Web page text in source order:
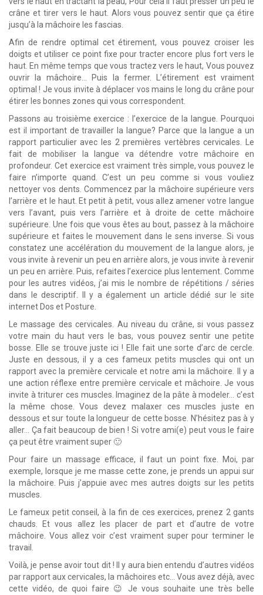
crâne et tirer vers le haut. Alors vous pouvez sentir que ça étire
jusqu’à la mâchoire les fascias.
Afin de rendre optimal cet étirement, vous pouvez croiser les
doigts et utiliser ce point fixe pour tracter encore plus fort vers le
haut. En même temps que vous tractez vers le haut, Vous pouvez
ouvrir la mâchoire… Puis la fermer. L’étirement est vraiment
optimal ! Je vous invite à déplacer vos mains le long du crâne pour
étirer les bonnes zones qui vous correspondent.
Passons au troisième exercice : l’exercice de la langue. Pourquoi
est il important de travailler la langue? Parce que la langue a un
rapport particulier avec les 2 premières vertèbres cervicales. Le
fait de mobiliser la langue va détendre votre mâchoire en
profondeur. Cet exercice est vraiment très simple, vous pouvez le
faire n’importe quand. C’est un peu comme si vous vouliez
nettoyer vos dents. Commencez par la mâchoire supérieure vers
l’arrière et le haut. Et petit à petit, vous allez amener votre langue
vers l’avant, puis vers l’arrière et à droite de cette mâchoire
supérieure. Une fois que vous êtes au bout, passez à la mâchoire
supérieure et faites le mouvement dans le sens inverse. Si vous
constatez une accélération du mouvement de la langue alors, je
vous invite à revenir un peu en arrière alors, je vous invite à revenir
un peu en arrière. Puis, refaites l’exercice plus lentement. Comme
pour les autres vidéos, j’ai mis le nombre de répétitions / séries
dans le descriptif. Il y a également un article dédié sur le site
internet Dos et Posture.
Le massage des cervicales. Au niveau du crâne, si vous passez
votre main du haut vers le bas, vous pouvez sentir une petite
bosse. Elle se trouve juste ici ! Elle fait une sorte d’arc de cercle.
Juste en dessous, il y a ces fameux petits muscles qui ont un
rapport avec la première cervicale et notre ami la mâchoire. Il y a
une action réflexe entre première cervicale et mâchoire. Je vous
invite à triturer ces muscles. Imaginez de la pâte à modeler… c’est
la même chose. Vous devez malaxer ces muscles juste en
dessous et sur toute la longueur de cette bosse. N’hésitez pas à y
aller… Ça fait beaucoup de bien ! Si votre ami(e) peut vous le faire
ça peut être vraiment super 🙂
Pour faire un massage efficace, il faut un point fixe. Moi, par
exemple, lorsque je me masse cette zone, je prends un appui sur
la mâchoire. Puis j’appuie avec mes autres doigts sur les petits
muscles.
Le fameux petit conseil, à la fin de ces exercices, prenez 2 gants
chauds. Et vous allez les placer de part et d’autre de votre
mâchoire. Vous allez voir c’est vraiment super pour terminer le
travail.
Voilà, je pense avoir tout dit ! Il y aura bien entendu d’autres vidéos
par rapport aux cervicales, la mâchoires etc… Vous avez déjà, avec
cette vidéo, de quoi faire 😉 Je vous souhaite une très belle